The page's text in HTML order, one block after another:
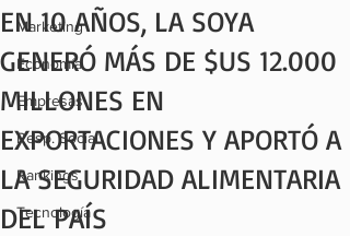
Marketing
Economía
Empresas
Resp. Social
Rankings
Tecnología
EN 10 AÑOS, LA SOYA
GENERÓ MÁS DE $US 12.000
MILLONES EN
EXPORTACIONES Y APORTÓ A
LA SEGURIDAD ALIMENTARIA
DEL PAÍS